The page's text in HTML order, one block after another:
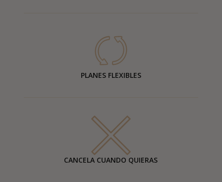
PLANES FLEXIBLES
CANCELA CUANDO QUIERAS